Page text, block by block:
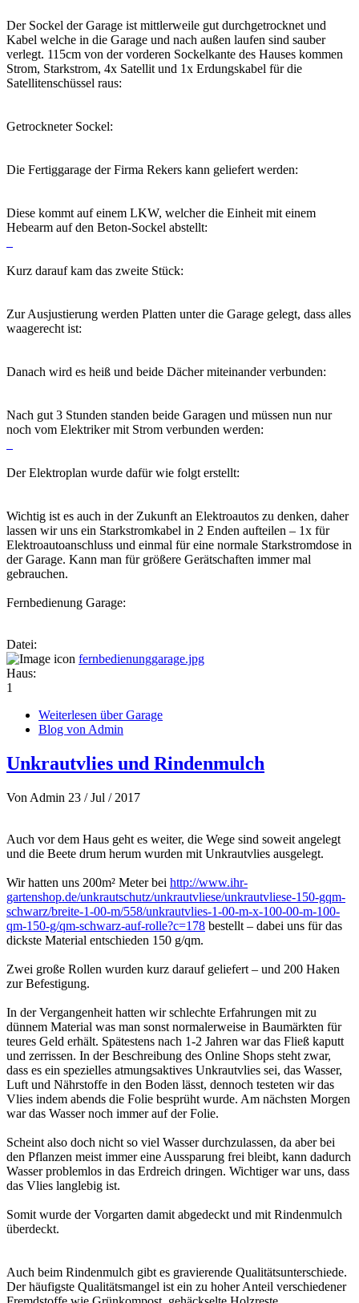
Der Sockel der Garage ist mittlerweile gut durchgetrocknet und
Kabel welche in die Garage und nach außen laufen sind sauber
verlegt. 115cm von der vorderen Sockelkante des Hauses kommen
Strom, Starkstrom, 4x Satellit und 1x Erdungskabel für die
Satellitenschüssel raus:
Getrockneter Sockel:
Die Fertiggarage der Firma Rekers kann geliefert werden:
Diese kommt auf einem LKW, welcher die Einheit mit einem
Hebearm auf den Beton-Sockel abstellt:
Kurz darauf kam das zweite Stück:
Zur Ausjustierung werden Platten unter die Garage gelegt, dass alles
waagerecht ist:
Danach wird es heiß und beide Dächer miteinander verbunden:
Nach gut 3 Stunden standen beide Garagen und müssen nun nur
noch vom Elektriker mit Strom verbunden werden:
Der Elektroplan wurde dafür wie folgt erstellt:
Wichtig ist es auch in der Zukunft an Elektroautos zu denken, daher
lassen wir uns ein Starkstromkabel in 2 Enden aufteilen – 1x für
Elektroautoanschluss und einmal für eine normale Starkstromdose in
der Garage. Kann man für größere Gerätschaften immer mal
gebrauchen.
Fernbedienung Garage:
Datei:
fernbedienunggarage.jpg
Haus:
1
Weiterlesen über Garage
Blog von Admin
Unkrautvlies und Rindenmulch
Von Admin 23 / Jul / 2017
Auch vor dem Haus geht es weiter, die Wege sind soweit angelegt
und die Beete drum herum wurden mit Unkrautvlies ausgelegt.
Wir hatten uns 200m² Meter bei http://www.ihr-
gartenshop.de/unkrautschutz/unkrautvliese/unkrautvliese-150-gqm-
schwarz/breite-1-00-m/558/unkrautvlies-1-00-m-x-100-00-m-100-
qm-150-g/qm-schwarz-auf-rolle?c=178 bestellt – dabei uns für das
dickste Material entschieden 150 g/qm.
Zwei große Rollen wurden kurz darauf geliefert – und 200 Haken
zur Befestigung.
In der Vergangenheit hatten wir schlechte Erfahrungen mit zu
dünnem Material was man sonst normalerweise in Baumärkten für
teures Geld erhält. Spätestens nach 1-2 Jahren war das Fließ kaputt
und zerrissen. In der Beschreibung des Online Shops steht zwar,
dass es ein spezielles atmungsaktives Unkrautvlies sei, das Wasser,
Luft und Nährstoffe in den Boden lässt, dennoch testeten wir das
Vlies indem abends die Folie besprüht wurde. Am nächsten Morgen
war das Wasser noch immer auf der Folie.
Scheint also doch nicht so viel Wasser durchzulassen, da aber bei
den Pflanzen meist immer eine Aussparung frei bleibt, kann dadurch
Wasser problemlos in das Erdreich dringen. Wichtiger war uns, dass
das Vlies langlebig ist.
Somit wurde der Vorgarten damit abgedeckt und mit Rindenmulch
überdeckt.
Auch beim Rindenmulch gibt es gravierende Qualitätsunterschiede.
Der häufigste Qualitätsmangel ist ein zu hoher Anteil verschiedener